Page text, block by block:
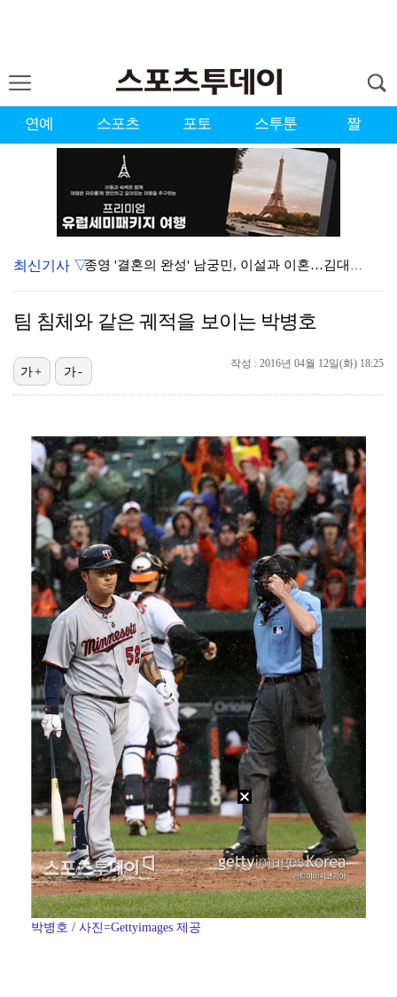
연예 스포츠 포토 스투툰 짤
종영 '결혼의 완성' 남궁민, 이설과 이혼…김대명·우지…
[ST포토] 도겸-민규-정한, '우리는 맨시티 팬'
'7번' 이강인, 한국 팬들 앞에서 AT마드리드 데뷔……
이강인 "한국 축구, 어려운 상황이지만…좋은 모습도 봐…
[ST포토] 리센느 메이, '안녕~'
[ST포토] 제나, '경주공주'
[ST포토] '이강인 볼래요'... 상암월드컵경기장 메…
최신기사 ▽
팀 침체와 같은 궤적을 보이는 박병호
작성 : 2016년 04월 12일(화) 18:25
가+ 가-
박병호 / 사진=Gettyimages 제공